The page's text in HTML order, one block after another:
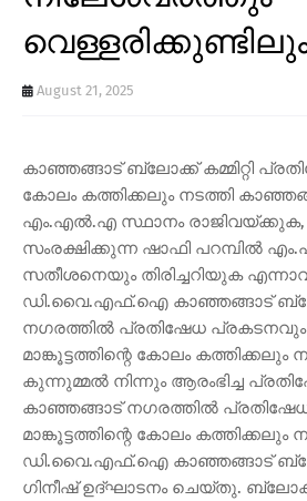
August 21, 2025
കാഞ്ഞങ്ങാട് ബ്ലോക്ക് കമ്മിറ്റി
കോലം കത്തിക്കലും നടത്തി
എം.എൽ.എ സ്ഥാനം രാജിവയ്ക്കുക,
സംരക്ഷിക്കുന്ന ഷാഫി പറമ്പിൽ
സതീശനെയും തിരിച്ചറിയുക
ഡി.വൈ.എഫ്.ഐ കാഞ്ഞങ്ങാട്
നഗരത്തിൽ പ്രതിഷേധ
മാങ്കൂട്ടത്തിന്റെ കോലം കത്തിക്കലും
കുന്നുമ്മൽ നിന്നും ആരംഭിച്ച
കാഞ്ഞങ്ങാട് നഗരത്തിൽ
മാങ്കൂട്ടത്തിന്റെ കോലം കത്തിക്കലും
ഡി.വൈ.എഫ്.ഐ കാഞ്ഞങ്ങാട്
ഗിനീഷ് ഉദ്ഘാടനം ചെയ്തു.